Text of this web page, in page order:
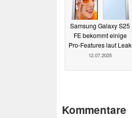
Samsung Galaxy S25
FE bekommt einige
Pro-Features laut Leak
12.07.2025
Kommentare